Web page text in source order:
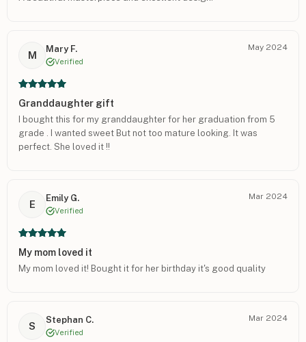
M
Mary F.
Verified
May 2024
Granddaughter gift
I bought this for my granddaughter for her graduation from 5
grade . I wanted sweet But not too mature looking. It was
perfect. She loved it !!
E
Emily G.
Verified
Mar 2024
My mom loved it
My mom loved it! Bought it for her birthday it's good quality
S
Stephan C.
Verified
Mar 2024